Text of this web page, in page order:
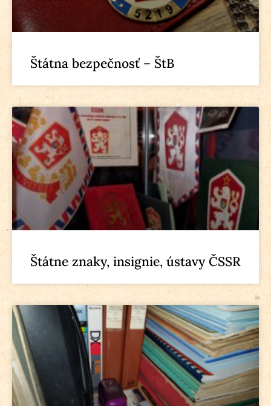
Štátna bezpečnosť – ŠtB
Štátne znaky, insignie, ústavy ČSSR